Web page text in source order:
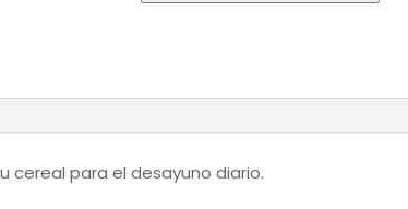
cereal para el desayuno diario.